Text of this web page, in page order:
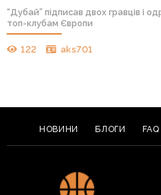
“Дубай” підписав двох гравців і
топ-клубам Європи
122 aks701
НОВИНИ БЛОГИ FAQ